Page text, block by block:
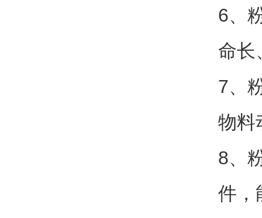
6、
命长
7、
物料
8、
件，